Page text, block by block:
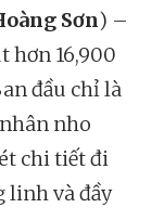
Sơn) –
hơn 16,900
đầu chỉ là
nho
chi tiết đi
linh và đầy